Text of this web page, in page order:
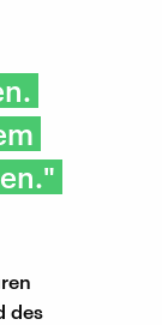
des